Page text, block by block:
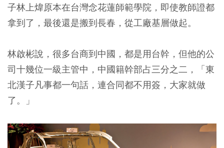
子林上煒原本在台灣念花蓮師範學院，即使教師證都
拿到了，最後還是搬到長春，從工廠基層做起。
林啟彬說，很多台商到中國，都是用台幹，但他的公
司十幾位一級主管中，中國籍幹部占三分之二，「東
北漢子凡事都一句話，連合同都不用簽，大家就做
了。」